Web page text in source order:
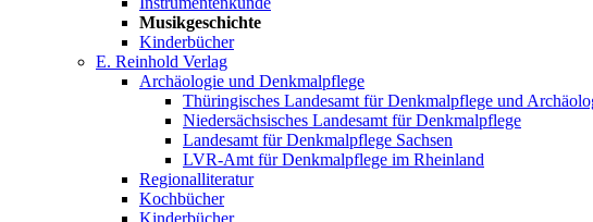
Musikgeschichte
Kinderbücher
E. Reinhold Verlag
Archäologie und Denkmalpflege
Thüringisches Landesamt für Denkmalpflege und
Niedersächsisches Landesamt für Denkmalpflege
Landesamt für Denkmalpflege Sachsen
LVR-Amt für Denkmalpflege im Rheinland
Regionalliteratur
Kochbücher
Kinderbücher